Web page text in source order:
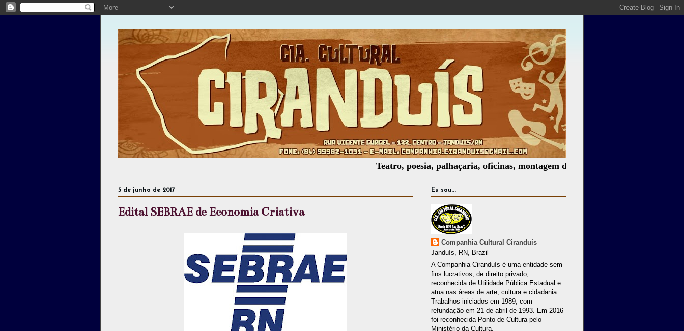
Teatro, poesia, palhaçaria, oficinas, montagem de espetáculos, assessoria cultural,
5 de junho de 2017
Edital SEBRAE de Economia Criativa
Eu sou...
Companhia Cultural Ciranduís
Janduís, RN, Brazil
A Companhia Ciranduís é uma entidade sem
fins lucrativos, de direito privado,
reconhecida de Utilidade Pública Estadual e
atua nas àreas de arte, cultura e cidadania.
Trabalhos iniciados em 1989, com
refundação em 21 de abril de 1993. Em 2016
foi reconhecida Ponto de Cultura pelo
Ministério da Cultura.